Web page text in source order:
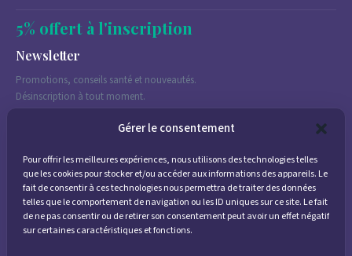
Gérer le consentement
Pour offrir les meilleures expériences, nous utilisons des technologies telles
que les cookies pour stocker et/ou accéder aux informations des appareils. Le
fait de consentir à ces technologies nous permettra de traiter des données
telles que le comportement de navigation ou les ID uniques sur ce site. Le fait
de ne pas consentir ou de retirer son consentement peut avoir un effet négatif
sur certaines caractéristiques et fonctions.
5% offert à l'inscription
Newsletter
Promotions, conseils santé et nouveautés.
Désinscription à tout moment.
J'accepte de recevoir des emails marketing conformément à la
politique de confidentialité